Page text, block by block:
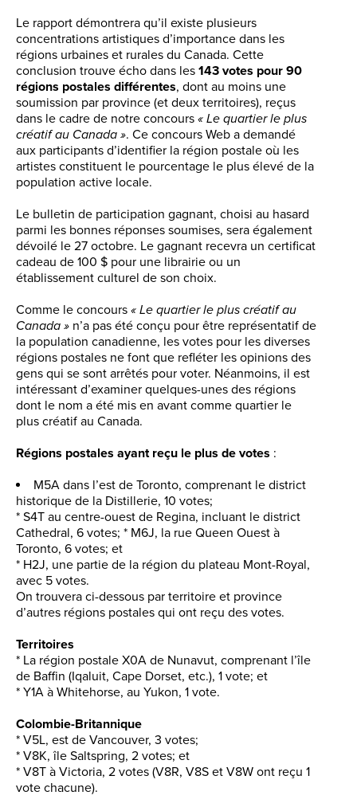
Le rapport démontrera qu’il existe plusieurs
concentrations artistiques d’importance dans les
régions urbaines et rurales du Canada. Cette
conclusion trouve écho dans les 143 votes pour 90
régions postales différentes, dont au moins une
soumission par province (et deux territoires), reçus
dans le cadre de notre concours « Le quartier le plus
créatif au Canada ». Ce concours Web a demandé
aux participants d’identifier la région postale où les
artistes constituent le pourcentage le plus élevé de la
population active locale.
Le bulletin de participation gagnant, choisi au hasard
parmi les bonnes réponses soumises, sera également
dévoilé le 27 octobre. Le gagnant recevra un certificat
cadeau de 100 $ pour une librairie ou un
établissement culturel de son choix.
Comme le concours « Le quartier le plus créatif au
Canada » n’a pas été conçu pour être représentatif de
la population canadienne, les votes pour les diverses
régions postales ne font que refléter les opinions des
gens qui se sont arrêtés pour voter. Néanmoins, il est
intéressant d’examiner quelques-unes des régions
dont le nom a été mis en avant comme quartier le
plus créatif au Canada.
Régions postales ayant reçu le plus de votes :
M5A dans l’est de Toronto, comprenant le district
historique de la Distillerie, 10 votes;
* S4T au centre-ouest de Regina, incluant le district
Cathedral, 6 votes; * M6J, la rue Queen Ouest à
Toronto, 6 votes; et
* H2J, une partie de la région du plateau Mont-Royal,
avec 5 votes.
On trouvera ci-dessous par territoire et province
d’autres régions postales qui ont reçu des votes.
Territoires
* La région postale X0A de Nunavut, comprenant l’île
de Baffin (Iqaluit, Cape Dorset, etc.), 1 vote; et
* Y1A à Whitehorse, au Yukon, 1 vote.
Colombie-Britannique
* V5L, est de Vancouver, 3 votes;
* V8K, île Saltspring, 2 votes; et
* V8T à Victoria, 2 votes (V8R, V8S et V8W ont reçu 1
vote chacune).